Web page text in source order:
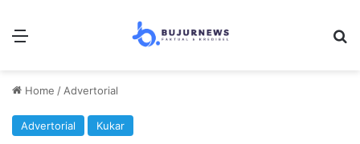
Menu
Home / Advertorial
Advertorial Kukar